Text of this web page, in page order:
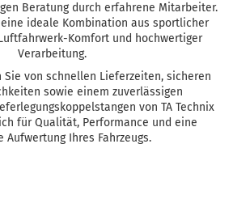
Beratung durch erfahrene Mitarbeiter.
ideale Kombination aus sportlicher
Komfort und hochwertiger
Verarbeitung.
von schnellen Lieferzeiten, sicheren
sowie einem zuverlässigen
von TA Technix
für Qualität, Performance und eine
Aufwertung Ihres Fahrzeugs.